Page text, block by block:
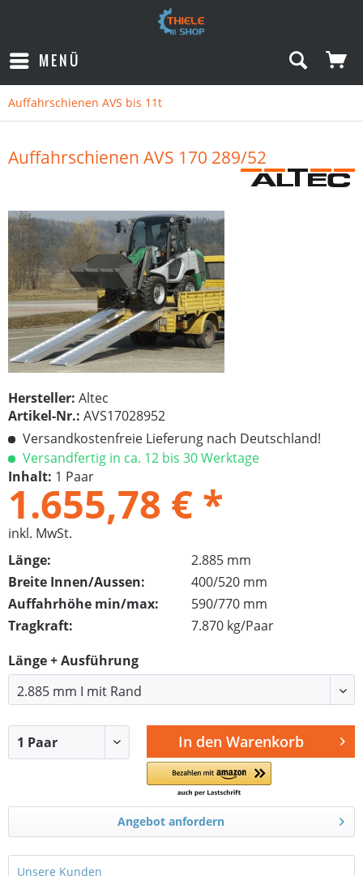
MENÜ
Auffahrschienen AVS bis 11t
Auffahrschienen AVS 170 289/52
Hersteller: Altec
Artikel-Nr.: AVS17028952
Versandkostenfreie Lieferung nach Deutschland!
Versandfertig in ca. 12 bis 30 Werktage
Inhalt: 1 Paar
1.655,78 € *
inkl. MwSt.
Länge:
2.885 mm
Breite Innen/Aussen:
400/520 mm
Auffahrhöhe min/max:
590/770 mm
Tragkraft:
7.870 kg/Paar
Länge + Ausführung
In den Warenkorb
Angebot anfordern
Unsere Kunden